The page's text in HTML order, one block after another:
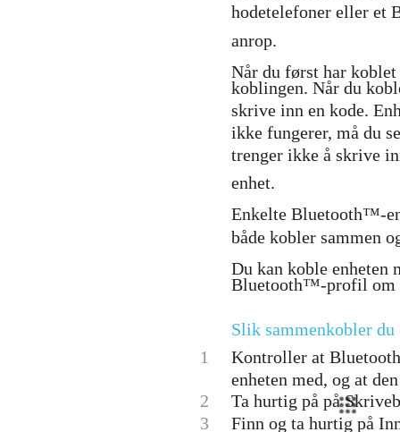
hodetelefoner eller et
anrop.
Når du først har
koblingen. Når du
skrive inn en kode.
ikke fungerer, må du
trenger ikke å skrive
enhet.
Enkelte Bluetooth™-
både kobler sammen
Du kan koble enheten
Bluetooth™-profil om
Slik sammenkobler
1
Kontroller at
enheten med, og at
2
Ta hurtig på på
3
Finn og ta hurtig på